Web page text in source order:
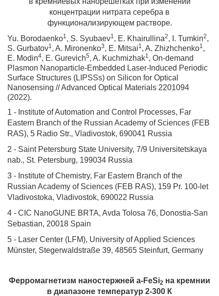
концентрации нитрата серебра в
функционализирующем растворе.
Yu. Borodaenko1, S. Syubaev1, E. Khairullina2, I. Tumkin2,
S. Gurbatov1, A. Mironenko3, E. Mitsai1, A. Zhizhchenko1,
E. Modin4, E. Gurevich5, A. Kuchmizhak1, On-demand
Plasmon Nanoparticle-Embedded Laser-Induced Periodic
Surface Structures (LIPSSs) on Silicon for Optical
Nanosensing // Advanced Optical Materials 2201094
(2022).
1 - Institute of Automation and Control Processes, Far
Eastern Branch of the Russian Academy of Sciences (FEB
RAS), 5 Radio Str., Vladivostok, 690041 Russia
2 - Saint Petersburg State University, 7/9 Universitetskaya
nab., St. Petersburg, 199034 Russia
3 - Institute of Chemistry, Far Eastern Branch of the
Russian Academy of Sciences (FEB RAS), 159 Pr. 100-let
Vladivostoka, Vladivostok, 690022 Russia
4 - CIC NanoGUNE BRTA, Avda Tolosa 76, Donostia-San
Sebastian, 20018 Spain
5 - Laser Center (LFM), University of Applied Sciences
Münster, Stegerwaldstraße 39, 48565 Steinfurt, Germany
Ферромагнетизм наностержней a-FeSi2 на кремнии
в диапазоне температур 2-300 К